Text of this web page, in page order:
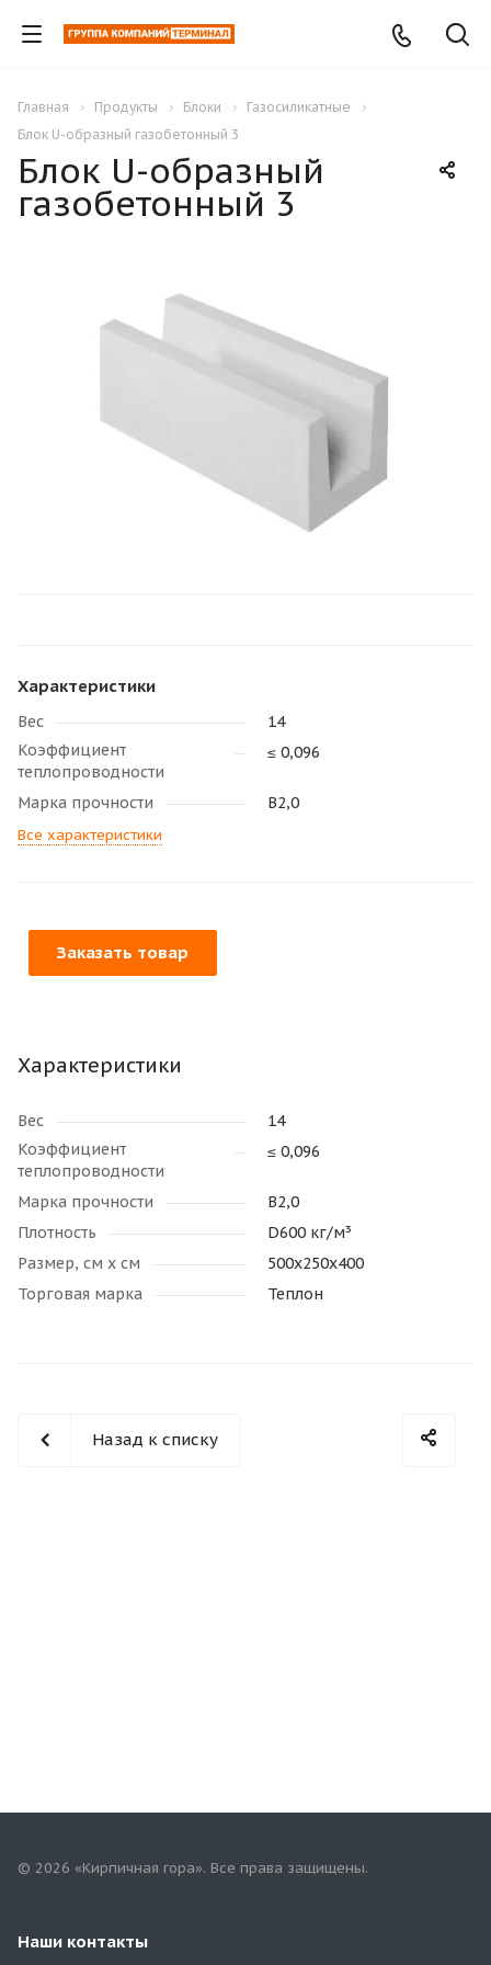
Главная Продукты Блоки
Газосиликатные
Блок U-образный газобетонный 3
Блок U-образный
газобетонный 3
Характеристики
Вес
14
Коэффициент
теплопроводности
≤ 0,096
Марка прочности В2,0
Все характеристики
Заказать товар
Характеристики
Вес
14
Коэффициент
теплопроводности
≤ 0,096
Марка прочности
В2,0
Плотность
D600 кг/м³
Размер, см х см
500х250х400
Торговая марка
Теплон
Назад к списку
© 2026 «Кирпичная гора». Все права защищены.
Наши контакты